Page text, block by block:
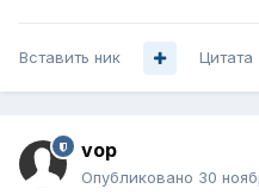
Вставить ник Цитата
vop
Опубликовано 30